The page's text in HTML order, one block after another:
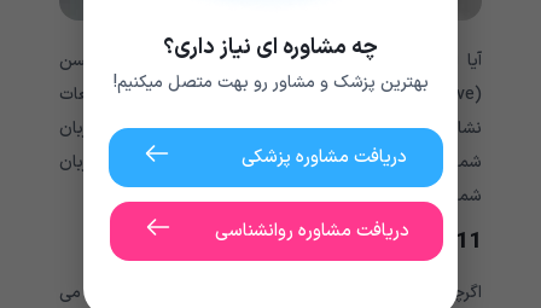
آیا از داروهای ضد التهابی غیر استروئیدی مانند ناپروکسن
(Aleve) یا بتا بلوکرها استفاده می کنید؟ برخی از مطالعات
نشان داده اند که این داروها ممکن است با ایجاد زخم، زبان
شما را زخم کند. دهانشویه ها همچنین ممکن است که زبان
شما را تحریک کرده و جزوعلل درد زبانباشند.
11. پمفیگوس ولگاریس
اگرچه نادر است؛ اما پمفیگوس ولگاریس اختلالی است که می
چه مشاوره ای نیاز داری؟
بهترین پزشک و مشاور رو بهت متصل میکنیم!
دریافت مشاوره پزشکی
دریافت مشاوره روانشناسی